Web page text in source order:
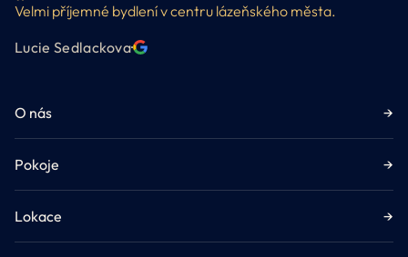
Velmi příjemné bydlení v centru lázeňského města.
Lucie Sedlackova·
O nás →
Pokoje →
Lokace →